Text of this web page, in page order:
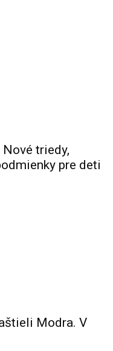
triedy,
pre deti
Modra. V